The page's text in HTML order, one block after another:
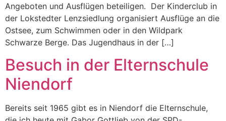
Angeboten und Ausflügen beteiligen. Der Kinderclub in
der Lokstedter Lenzsiedlung organisiert Ausflüge an die
Ostsee, zum Schwimmen oder in den Wildpark
Schwarze Berge. Das Jugendhaus in der […]
Besuch in der Elternschule
Niendorf
Bereits seit 1965 gibt es in Niendorf die Elternschule,